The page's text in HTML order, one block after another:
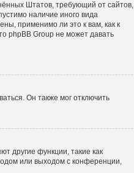
Штатов, требующий от сайтов,
наличие иного вида
применимо ли это к вам, как к
phpBB Group не может давать
Он также мог отключить
другие функции, такие как
или выходом с конференции,